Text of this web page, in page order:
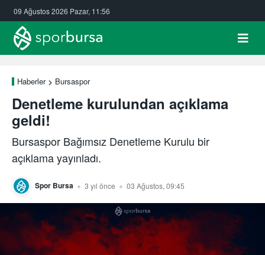
09 Ağustos 2026 Pazar, 11:56
Haberler Bursaspor
Denetleme kurulundan açıklama
geldi!
Bursaspor Bağımsız Denetleme Kurulu bir
açıklama yayınladı.
Spor Bursa 3 yıl önce 03 Ağustos, 09:45